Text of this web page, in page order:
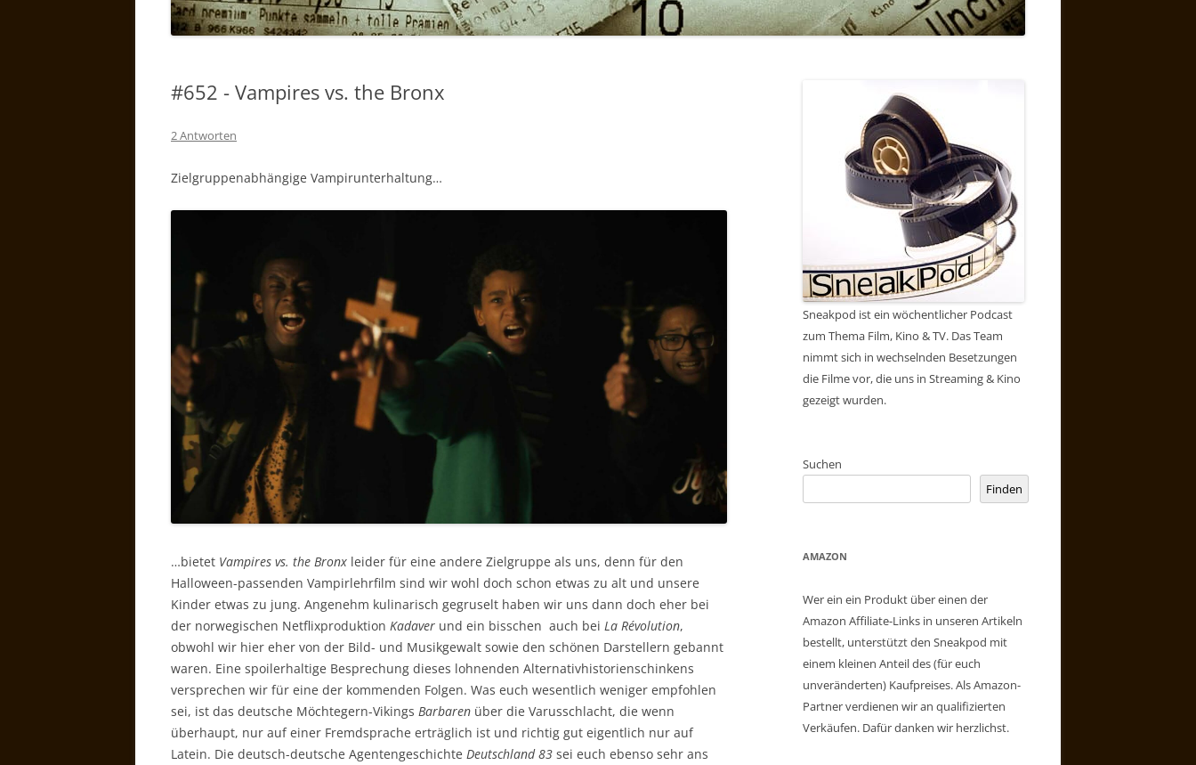
#652 - Vampires vs. the Bronx
2 Antworten
Zielgruppenabhängige Vampirunterhaltung…
…bietet Vampires vs. the Bronx leider für eine andere Zielgruppe als uns, denn für den
Halloween-passenden Vampirlehrfilm sind wir wohl doch schon etwas zu alt und unsere
Kinder etwas zu jung. Angenehm kulinarisch gegruselt haben wir uns dann doch eher bei
der norwegischen Netflixproduktion Kadaver und ein bisschen auch bei La Révolution,
obwohl wir hier eher von der Bild- und Musikgewalt sowie den schönen Darstellern gebannt
waren. Eine spoilerhaltige Besprechung dieses lohnenden Alternativhistorienschinkens
versprechen wir für eine der kommenden Folgen. Was euch wesentlich weniger empfohlen
sei, ist das deutsche Möchtegern-Vikings Barbaren über die Varusschlacht, die wenn
überhaupt, nur auf einer Fremdsprache erträglich ist und richtig gut eigentlich nur auf
Latein. Die deutsch-deutsche Agentengeschichte Deutschland 83 sei euch ebenso sehr ans
Sneakpod ist ein wöchentlicher Podcast
zum Thema Film, Kino & TV. Das Team
nimmt sich in wechselnden Besetzungen
die Filme vor, die uns in Streaming & Kino
gezeigt wurden.
Suchen
Finden
AMAZON
Wer ein ein Produkt über einen der
Amazon Affiliate-Links in unseren Artikeln
bestellt, unterstützt den Sneakpod mit
einem kleinen Anteil des (für euch
unveränderten) Kaufpreises. Als Amazon-
Partner verdienen wir an qualifizierten
Verkäufen. Dafür danken wir herzlichst.